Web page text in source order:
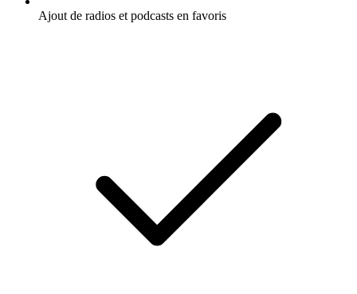
Ajout de radios et podcasts en favoris